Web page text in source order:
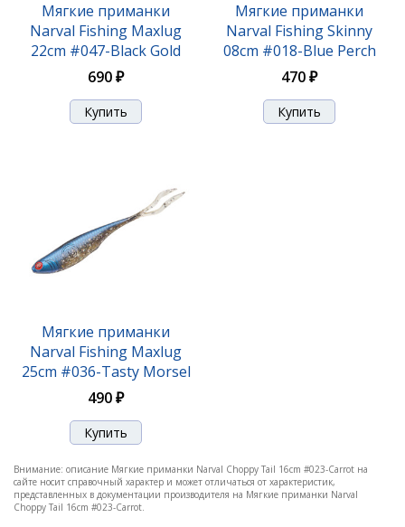
550 ₽
Black Lime
Мягкие приманки
Narval Fishing Maxlug
22cm #047-Black Gold
690 ₽
Мягкие приманки
Narval Fishing Skinny
08cm #018-Blue Perch
470 ₽
Мягкие приманки
Narval Fishing Maxlug
25cm #036-Tasty Morsel
490 ₽
Внимание: описание Мягкие приманки Narval Choppy Tail 16cm #023-Carrot на
сайте носит справочный характер и может отличаться от характеристик,
представленных в документации производителя на Мягкие приманки Narval
Choppy Tail 16cm #023-Carrot.